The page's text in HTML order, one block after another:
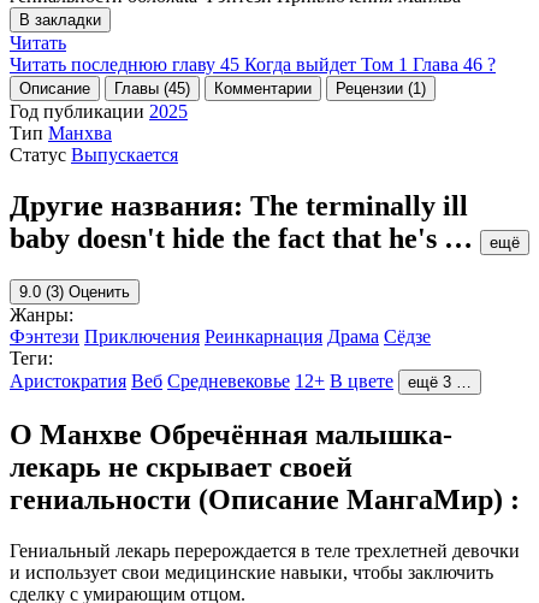
В закладки
Читать
Читать последнюю главу 45 Когда выйдет Том 1 Глава 46 ?
Описание Главы (45) Комментарии Рецензии (1)
Год публикации 2025
Тип Манхва
Статус Выпускается
Другие названия: The terminally ill
baby doesn't hide the fact that he's … ещё
9.0 (3) Оценить
Жанры:
Фэнтези Приключения Реинкарнация Драма Сёдзе
Теги:
Аристократия Веб Средневековье 12+ В цвете ещё 3 …
О Манхве Обречённая малышка-
лекарь не скрывает своей
гениальности (Описание МангаМир) :
Гениальный лекарь перерождается в теле трехлетней девочки
и использует свои медицинские навыки, чтобы заключить
сделку с умирающим отцом.